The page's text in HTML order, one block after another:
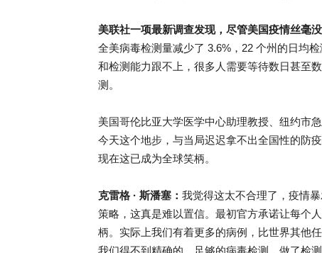
美联社一项最新调查发现，尽管美国疫情丝毫
全美病毒检测量减少了 3.6%，22 个州的日均
和检测能力跟不上，很多人需要等待数日甚至
测。
美国哥伦比亚大学医学中心助理教授、纽约市
今天这个地步，与当局迟迟拿不出全国性的防
现在这已成为全球笑柄。
克雷格 · 斯潘塞： 我觉得这太不合理了，疫情
策略，这真是难以置信。最初官方承诺让每个
柄。实际上我们有着更多的病例，比世界其他
我们得不到精确的、足够的病毒检测，做了检